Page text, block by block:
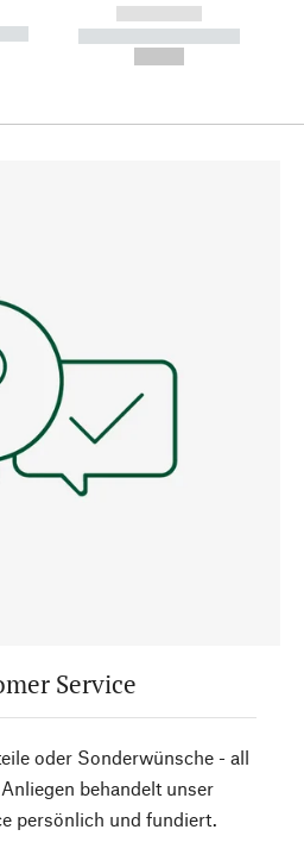
------------
----------- -----------
Service
oder Sonderwünsche - all
behandelt unser
persönlich und fundiert.